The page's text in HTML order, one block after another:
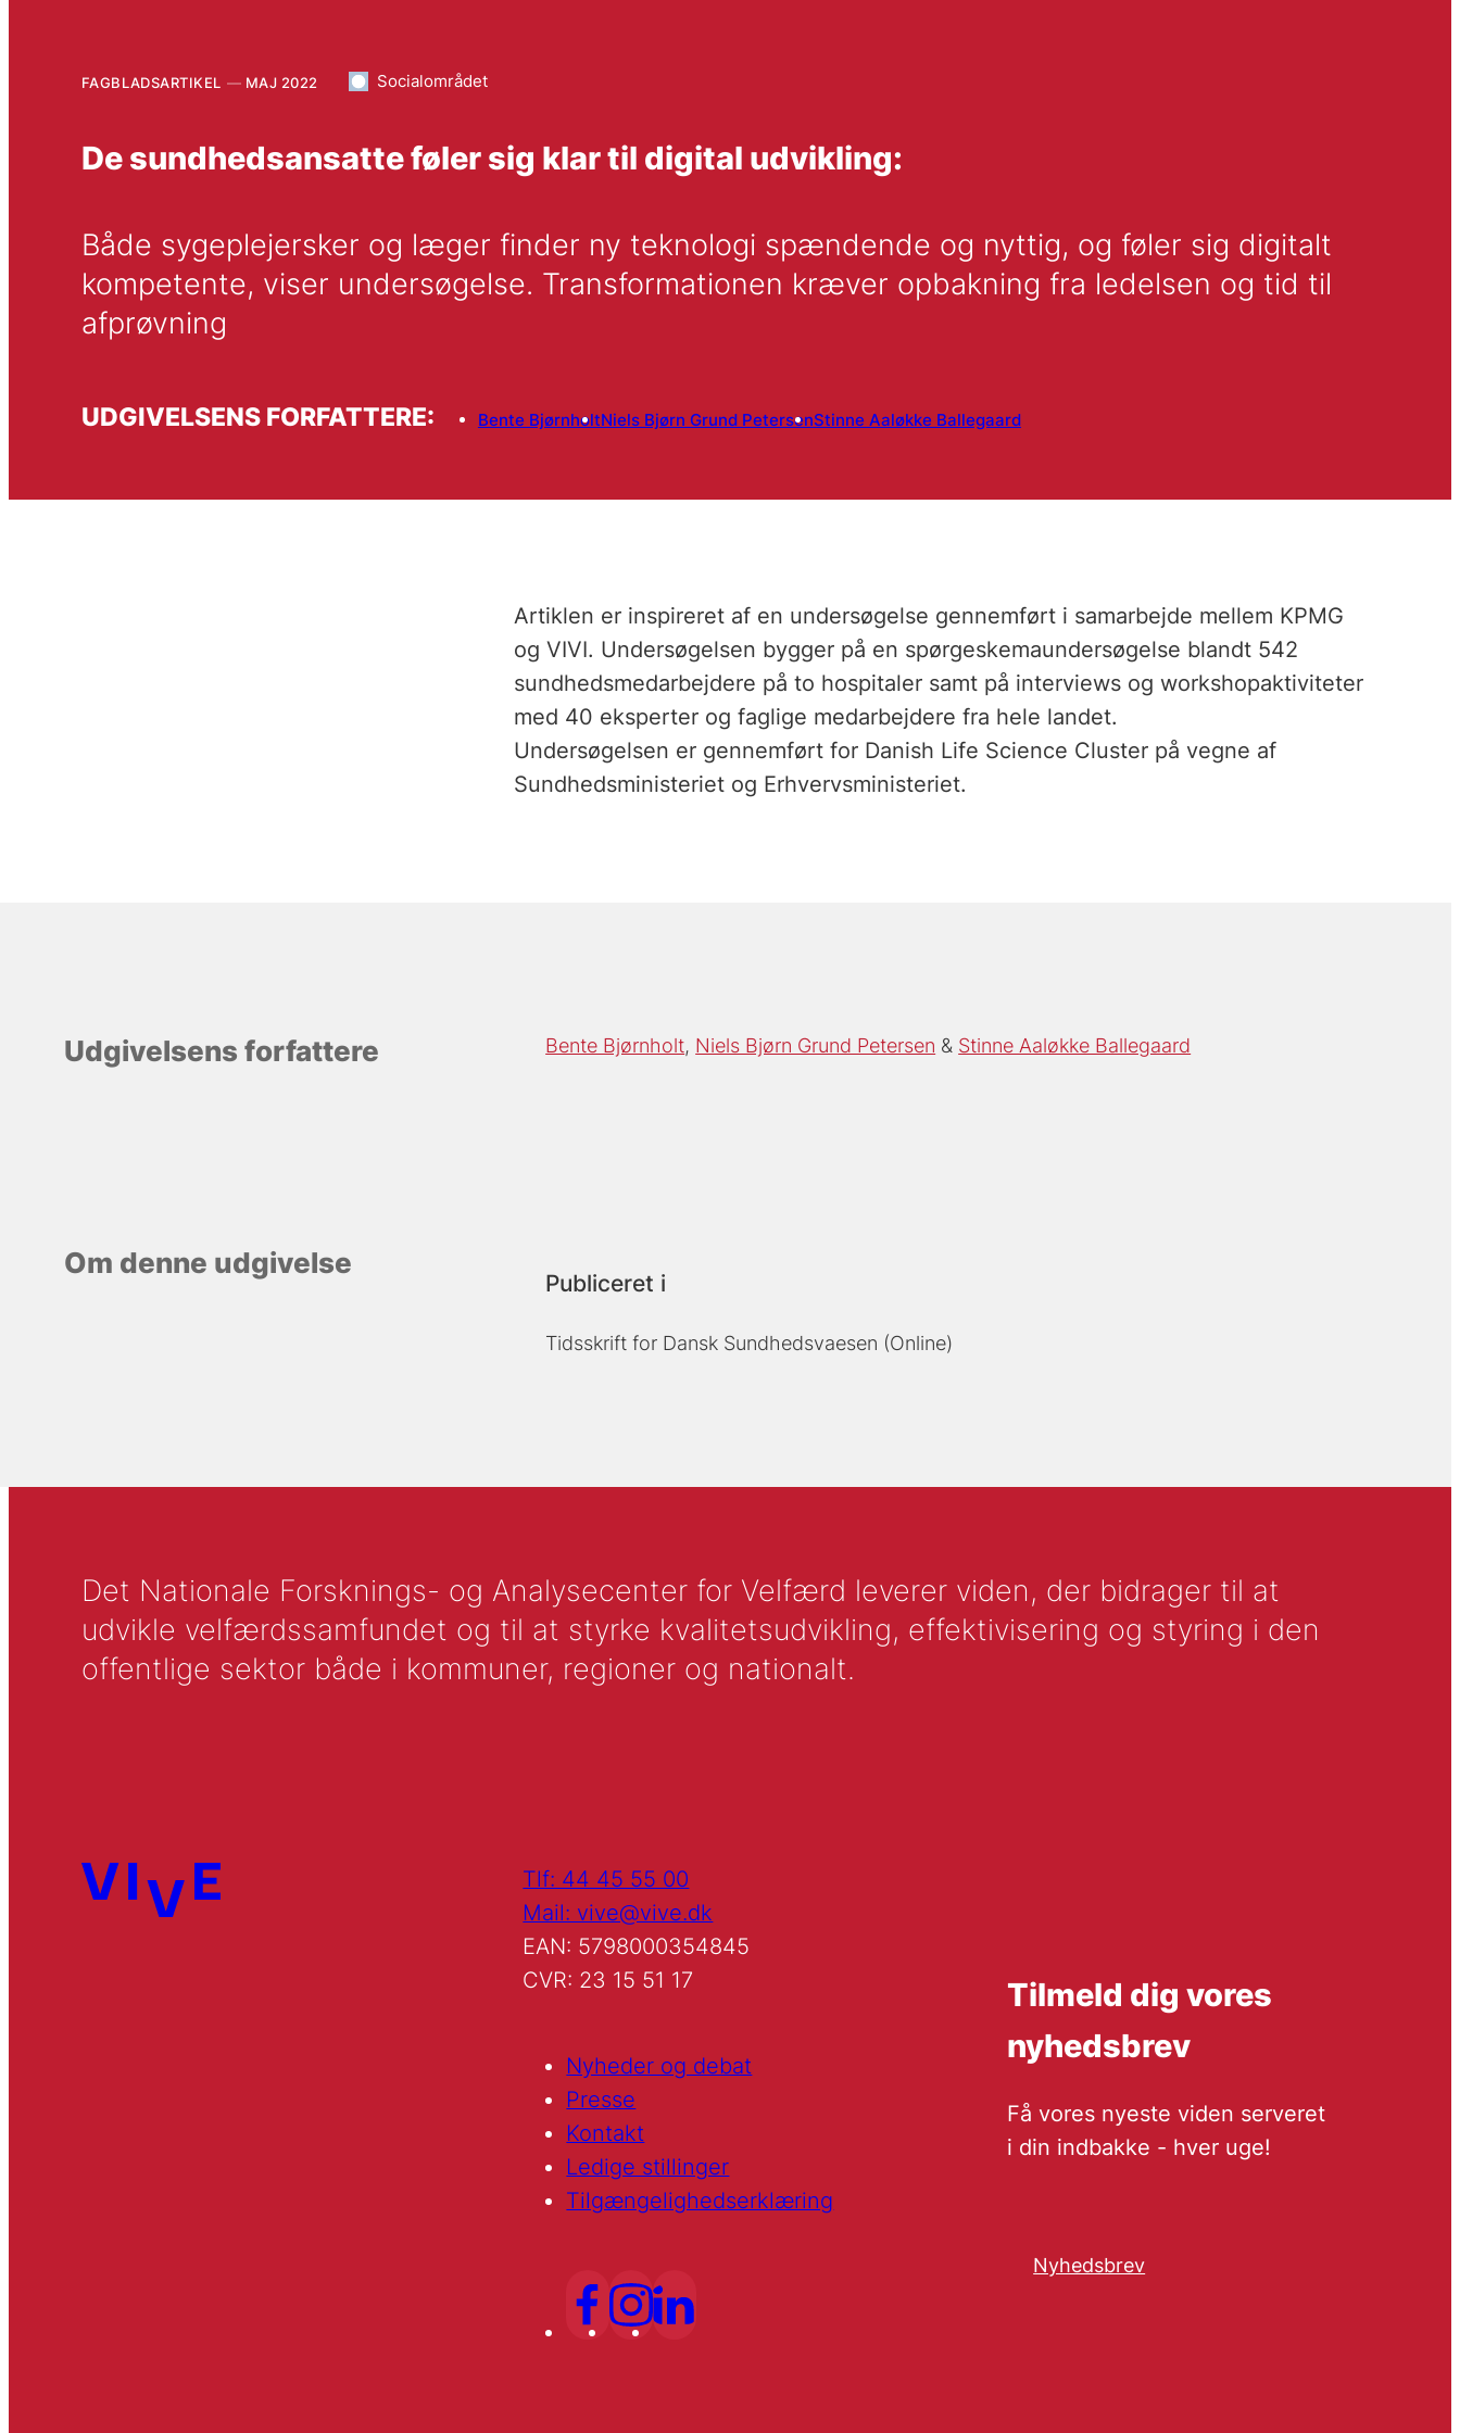
FAGBLADSARTIKEL MAJ 2022 Socialområdet
De sundhedsansatte føler sig klar til digital udvikling:
Både sygeplejersker og læger finder ny teknologi spændende og nyttig, og føler sig digitalt
kompetente, viser undersøgelse. Transformationen kræver opbakning fra ledelsen og tid til
afprøvning
UDGIVELSENS FORFATTERE: Bente BjørnholtNiels Bjørn Grund PetersenStinne Aaløkke Ballegaard
Artiklen er inspireret af en undersøgelse gennemført i samarbejde mellem KPMG
og VIVI. Undersøgelsen bygger på en spørgeskemaundersøgelse blandt 542
sundhedsmedarbejdere på to hospitaler samt på interviews og workshopaktiviteter
med 40 eksperter og faglige medarbejdere fra hele landet.
Undersøgelsen er gennemført for Danish Life Science Cluster på vegne af
Sundhedsministeriet og Erhvervsministeriet.
Udgivelsens forfattere Bente Bjørnholt Niels Bjørn Grund Petersen Stinne Aaløkke Ballegaard
Om denne udgivelse
Publiceret i
Tidsskrift for Dansk Sundhedsvaesen (Online)
Det Nationale Forsknings- og Analysecenter for Velfærd leverer viden, der bidrager til at
udvikle velfærdssamfundet og til at styrke kvalitetsudvikling, effektivisering og styring i den
offentlige sektor både i kommuner, regioner og nationalt.
Tlf: 44 45 55 00
Mail: vive@vive.dk
EAN: 5798000354845
CVR: 23 15 51 17
Nyheder og debat
Presse
Kontakt
Ledige stillinger
Tilgængelighedserklæring
Tilmeld dig vores
nyhedsbrev
Få vores nyeste viden serveret
i din indbakke - hver uge!
Nyhedsbrev